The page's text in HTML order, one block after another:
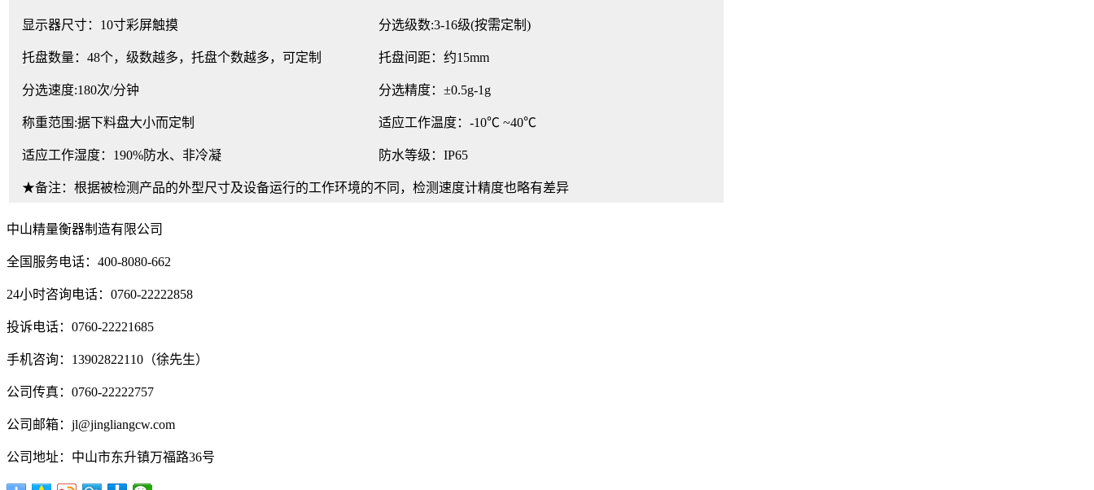
显示器尺寸：10寸彩屏触摸 分选级数:3-16级(按需定制)
托盘数量：48个，级数越多，托盘个数越多，可定制 托盘间距：约15mm
分选速度:180次/分钟 分选精度：±0.5g-1g
称重范围:据下料盘大小而定制 适应工作温度：-10℃ ~40℃
适应工作湿度：190%防水、非冷凝 防水等级：IP65
★备注：根据被检测产品的外型尺寸及设备运行的工作环境的不同，检测速度计精度也略有差异
中山精量衡器制造有限公司
全国服务电话：400-8080-662
24小时咨询电话：0760-22222858
投诉电话：0760-22221685
手机咨询：13902822110（徐先生）
公司传真：0760-22222757
公司邮箱：jl@jingliangcw.com
公司地址：中山市东升镇万福路36号